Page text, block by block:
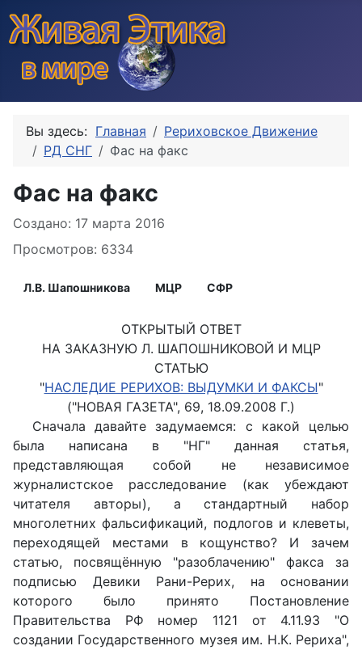
Вы здесь: Главная
Рериховское Движение
РД СНГ
Фас на факс
Фас на факс
Информация о материале
Создано: 17 марта 2016
Просмотров: 6334
Л.В. Шапошникова МЦР СФР
ОТКРЫТЫЙ ОТВЕТ
НА ЗАКАЗНУЮ Л. ШАПОШНИКОВОЙ И МЦР
СТАТЬЮ
"НАСЛЕДИЕ РЕРИХОВ: ВЫДУМКИ И ФАКСЫ"
("НОВАЯ ГАЗЕТА", 69, 18.09.2008 Г.)
Сначала давайте задумаемся: с какой целью
была написана в "НГ" данная статья,
представляющая собой не независимое
журналистское расследование (как убеждают
читателя авторы), а стандартный набор
многолетних фальсификаций, подлогов и клеветы,
переходящей местами в кощунство? И зачем
статью, посвящённую "разоблачению" факса за
подписью Девики Рани-Рерих, на основании
которого было принято Постановление
Правительства РФ номер 1121 от 4.11.93 "О
создании Государственного музея им. Н.К. Рериха",